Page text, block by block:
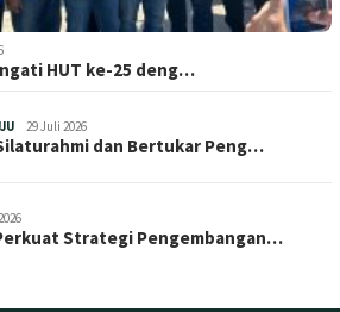
HUT ke-25 deng…
29 Juli 2026
dan Bertukar Peng…
Strategi Pengembangan…